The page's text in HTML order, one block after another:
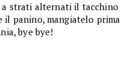
strati alternati il tacchino
il panino, mangiatelo prima
bye bye!